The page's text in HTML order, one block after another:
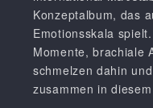
Konzeptalbum, das
Emotionsskala
Momente, brachiale
schmelzen dahin
zusammen in